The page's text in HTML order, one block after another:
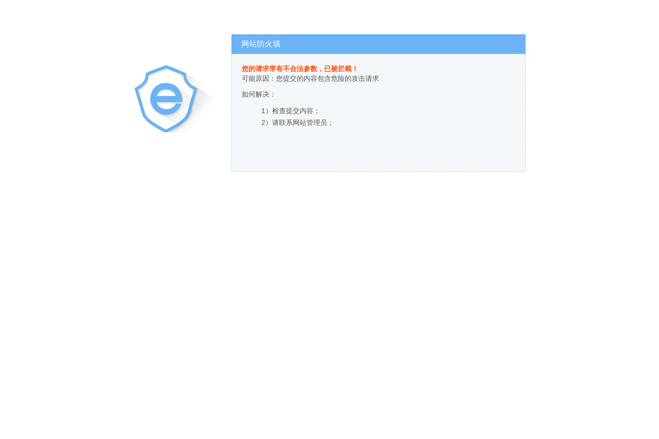
网站防火墙
您的请求带有不合法参数，已被拦截！
可能原因：您提交的内容包含危险的攻击请求
如何解决：
1）检查提交内容；
2）请联系网站管理员；